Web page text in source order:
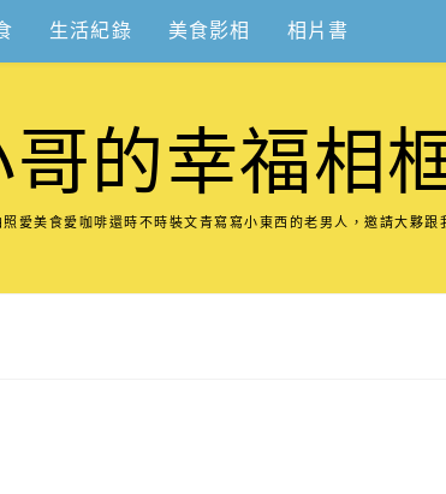
生活紀錄 美食影相 相片書
哥的幸福相
美食愛咖啡還時不時裝文青寫寫小東西的老男人，邀請大夥跟